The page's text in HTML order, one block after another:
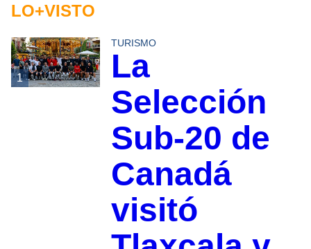
LO+VISTO
1
TURISMO
La
Selección
Sub-20 de
Canadá
visitó